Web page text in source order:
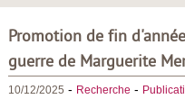
Promotion de fin
guerre de Marguerite
10/12/2025 - Recherche -